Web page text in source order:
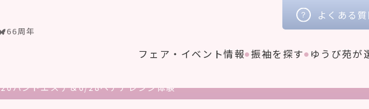
66周年
フェア・イベント情報 振袖を探す ゆうび苑が
よくある質
ハンドエステ＆6/28ヘアアレンジ体験